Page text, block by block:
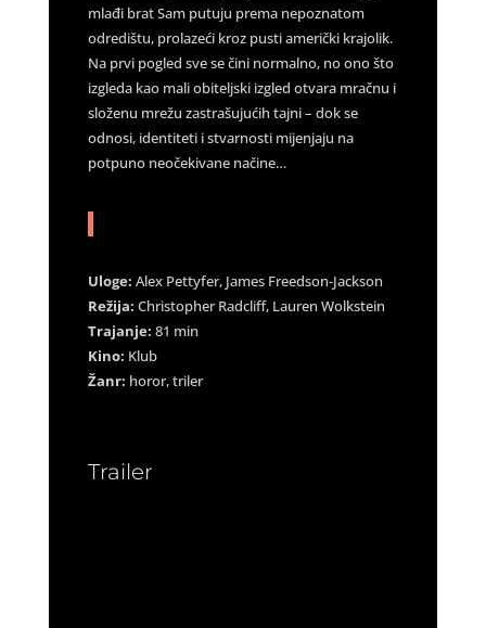
mlađi brat Sam putuju prema nepoznatom
odredištu, prolazeći kroz pusti američki krajolik.
Na prvi pogled sve se čini normalno, no ono što
izgleda kao mali obiteljski izgled otvara mračnu i
složenu mrežu zastrašujućih tajni – dok se
odnosi, identiteti i stvarnosti mijenjaju na
potpuno neočekivane načine…
Uloge: Alex Pettyfer, James Freedson-Jackson
Režija: Christopher Radcliff, Lauren Wolkstein
Trajanje: 81 min
Kino: Klub
Žanr: horor, triler
Trailer